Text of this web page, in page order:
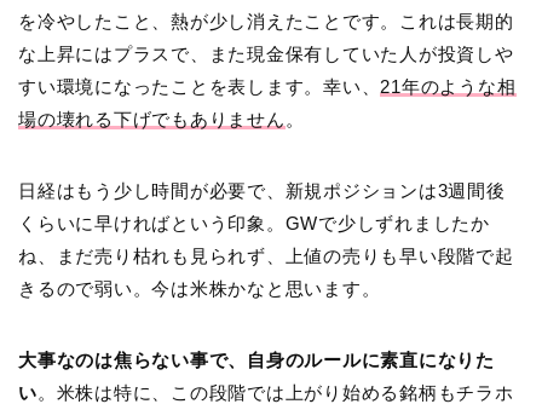
を冷やしたこと、熱が少し消えたことです。これは長期的
な上昇にはプラスで、また現金保有していた人が投資しや
すい環境になったことを表します。幸い、 21年のような相
場の壊れる下げでもありません 。
日経はもう少し時間が必要で、新規ポジションは3週間後
くらいに早ければという印象。GWで少しずれましたか
ね、まだ売り枯れも見られず、上値の売りも早い段階で起
きるので弱い。今は米株かなと思います。
大事なのは焦らない事で、自身のルールに素直になりた
い。米株は特に、この段階では上がり始める銘柄もチラホ